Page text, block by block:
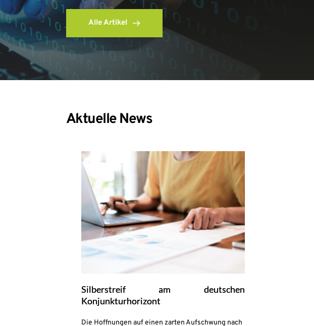
Alle Artikel
Aktuelle News
Silberstreif am deutschen
Konjunkturhorizont
Die Hoffnungen auf einen zarten Aufschwung nach